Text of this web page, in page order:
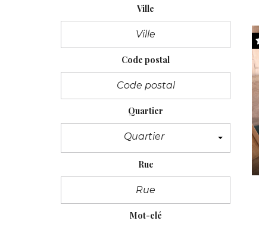
Ville
Code postal
Quartier
Quartier
Rue
Mot-clé